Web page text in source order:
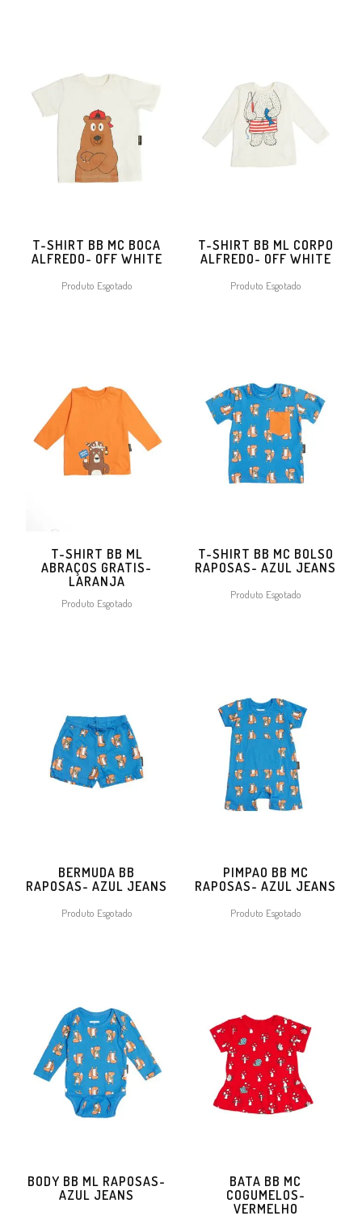
T-SHIRT BB MC BOCA
ALFREDO- OFF WHITE
Produto Esgotado
T-SHIRT BB ML CORPO
ALFREDO- OFF WHITE
Produto Esgotado
T-SHIRT BB ML
ABRAÇOS GRATIS-
LARANJA
Produto Esgotado
T-SHIRT BB MC BOLSO
RAPOSAS- AZUL JEANS
Produto Esgotado
BERMUDA BB
RAPOSAS- AZUL JEANS
Produto Esgotado
PIMPAO BB MC
RAPOSAS- AZUL JEANS
Produto Esgotado
BODY BB ML RAPOSAS-
AZUL JEANS
BATA BB MC
COGUMELOS-
VERMELHO